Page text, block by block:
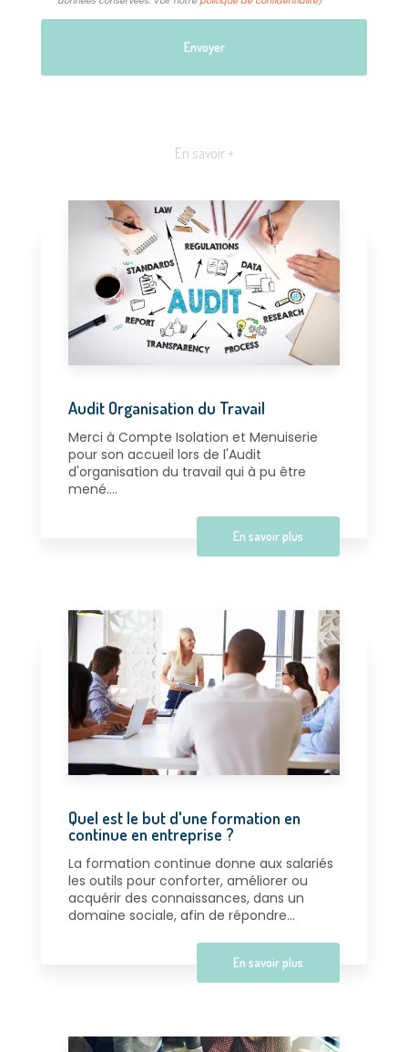
En savoir +
Audit Organisation du Travail
Merci à Compte Isolation et Menuiserie
pour son accueil lors de l'Audit
d'organisation du travail qui à pu être
mené....
En savoir plus
Quel est le but d'une formation en
continue en entreprise ?
La formation continue donne aux salariés
les outils pour conforter, améliorer ou
acquérir des connaissances, dans un
domaine sociale, afin de répondre...
En savoir plus